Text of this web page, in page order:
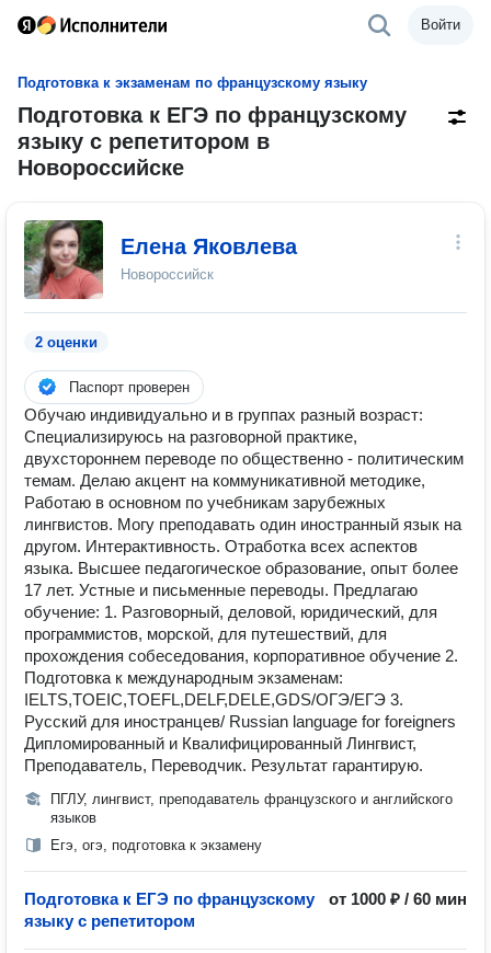
Войти
Подготовка к экзаменам по французскому языку
Подготовка к ЕГЭ по французскому
языку с репетитором в
Новороссийске
Елена Яковлева
Новороссийск
2 оценки
Паспорт проверен
Обучаю индивидуально и в группах разный возраст:
Специализируюсь на разговорной практике,
двухстороннем переводе по общественно - политическим
темам. Делаю акцент на коммуникативной методике,
Работаю в основном по учебникам зарубежных
лингвистов. Могу преподавать один иностранный язык на
другом. Интерактивность. Отработка всех аспектов
языка. Высшее педагогическое образование, опыт более
17 лет. Устные и письменные переводы. Предлагаю
обучение: 1. Разговорный, деловой, юридический, для
программистов, морской, для путешествий, для
прохождения собеседования, корпоративное обучение 2.
Подготовка к международным экзаменам:
IELTS,TOEIC,TOEFL,DELF,DELE,GDS/ОГЭ/ЕГЭ 3.
Русский для иностранцев/ Russian language for foreigners
Дипломированный и Квалифицированный Лингвист,
Преподаватель, Переводчик. Результат гарантирую.
ПГЛУ, лингвист, преподаватель французского и английского
языков
Егэ, огэ, подготовка к экзамену
Подготовка к ЕГЭ по французскому
языку с репетитором
от 1000 ₽ / 60 мин